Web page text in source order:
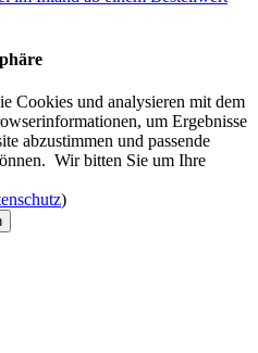
Cookies und analysieren mit dem
um Ergebnisse
abzustimmen und passende
Wir bitten Sie um Ihre
)